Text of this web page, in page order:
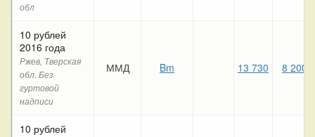
обл
10 рублей
2016 года
Ржев, Тверская
обл. Без
гуртовой
надписи
ММД Bm 13 730 8 200
10 рублей